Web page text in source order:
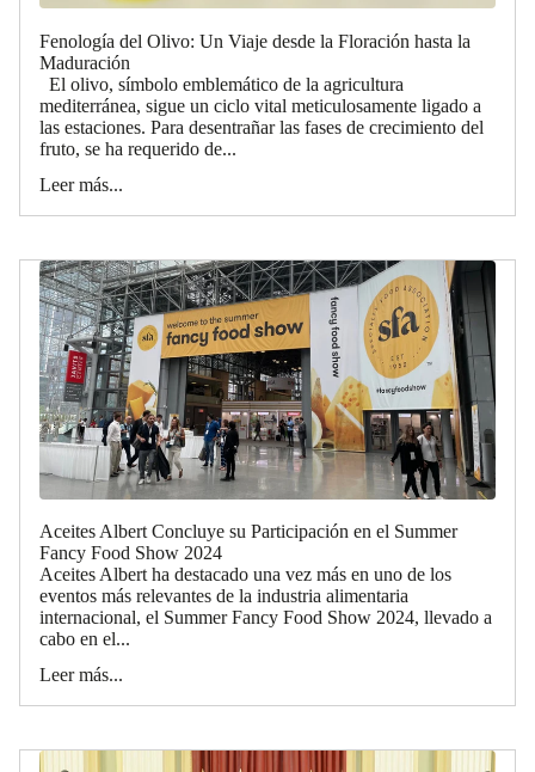
Fenología del Olivo: Un Viaje desde la Floración hasta la
Maduración
El olivo, símbolo emblemático de la agricultura
mediterránea, sigue un ciclo vital meticulosamente ligado a
las estaciones. Para desentrañar las fases de crecimiento del
fruto, se ha requerido de...
Leer más...
Aceites Albert Concluye su Participación en el Summer
Fancy Food Show 2024
Aceites Albert ha destacado una vez más en uno de los
eventos más relevantes de la industria alimentaria
internacional, el Summer Fancy Food Show 2024, llevado a
cabo en el...
Leer más...